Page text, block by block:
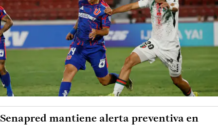
Senapred mantiene alerta preventiva en